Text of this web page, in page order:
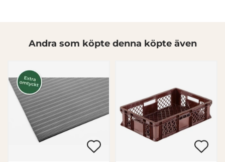
Inställningar
Statistik
Andra som köpte denna köpte även